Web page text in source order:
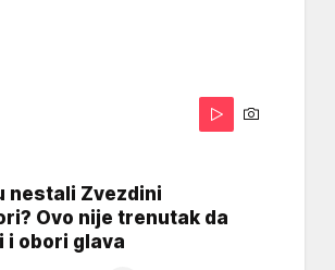
nestali Zvezdini
Ovo nije trenutak da
i obori glava